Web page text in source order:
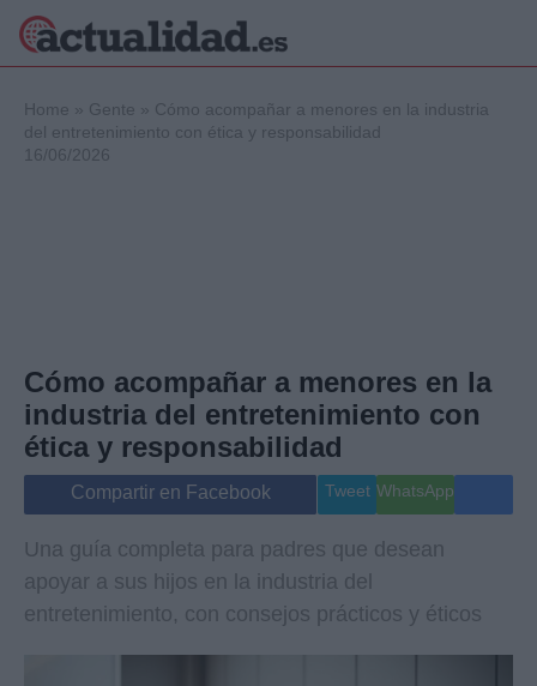
Internacional
Viajes
Gente
Musica
Home » Gente » Cómo acompañar a menores en la industria
del entretenimiento con ética y responsabilidad
16/06/2026
Cómo acompañar a menores en la
industria del entretenimiento con
ética y responsabilidad
Compartir en Facebook Tweet WhatsApp
Una guía completa para padres que desean
apoyar a sus hijos en la industria del
entretenimiento, con consejos prácticos y éticos